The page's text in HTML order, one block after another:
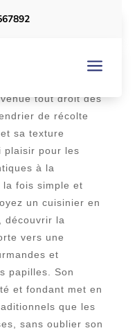
a
est devenue une
et des cuisines en
tout droit des
de récolte
sa texture
plaisir pour les
à la
la fois simple et
un cuisinier en
découvrir la
vers une
et
papilles. Son
et fondant met en
que les
sans oublier son